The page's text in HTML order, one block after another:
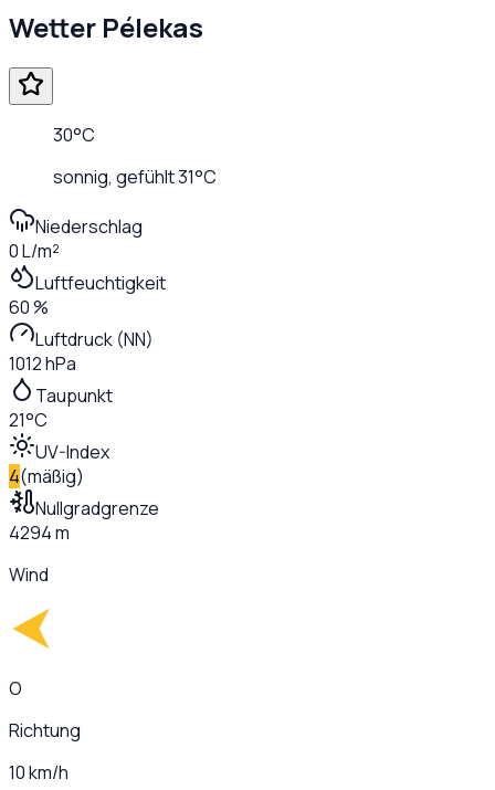
Wetter Pélekas
30°C
sonnig, gefühlt31°C
Niederschlag
0 L/m²
Luftfeuchtigkeit
60 %
Luftdruck (NN)
1012 hPa
Taupunkt
21°C
UV-Index
4(mäßig)
Nullgradgrenze
4294 m
Wind
O
Richtung
10 km/h